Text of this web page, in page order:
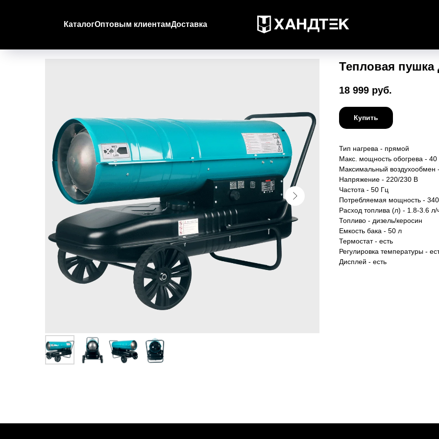
КаталогОптовым клиентамДоставка
Тепловая пушка
18 999 руб.
Купить
Тип нагрева - прямой
Макс. мощность обогрева - 40
Максимальный воздухообмен
Напряжение - 220/230 В
Частота - 50 Гц
Потребляемая мощность -
Расход топлива (л) - 1.8-3.6 л/
Топливо - дизель/керосин
Емкость бака - 50 л
Термостат - есть
Регулировка температуры -
Дисплей - есть